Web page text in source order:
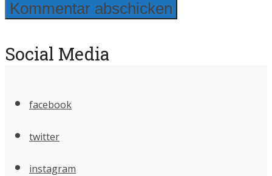
Social Media
facebook
twitter
instagram